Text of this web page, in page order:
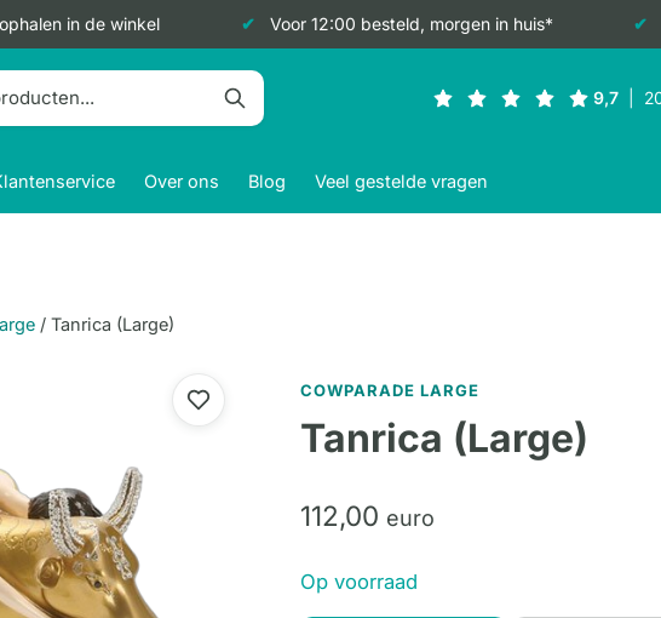
in de winkel Voor 12:00 besteld, morgen in huis*
Over ons Blog Veel gestelde vragen
/ Tanrica (Large)
COWPARADE LARGE
Tanrica (Large)
112,00 euro
Op voorraad